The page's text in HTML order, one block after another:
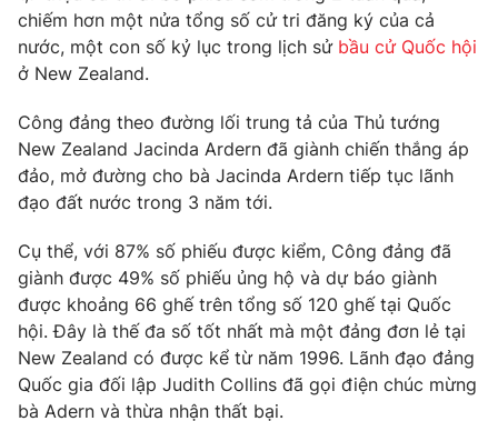
Hậu trường
Nhân vật
Khán giả
Giải sao mai
Giải trí
Điện ảnh
Sao
Đời sống
Du lịch
Làm đẹp
Chất lượng cuộc sống
Giáo dục
Tuyển sinh
Công nghệ
Hitech Công nghệ tương lai
Sản phẩm
Thị trường
Tư vấn
Giao lưu trực tuyến
Lịch phát sóng
Chuyên mục khác
chiếm hơn một nửa tổng số cử tri đăng ký của cả
nước, một con số kỷ lục trong lịch sử bầu cử Quốc hội
ở New Zealand.
Công đảng theo đường lối trung tả của Thủ tướng
New Zealand Jacinda Ardern đã giành chiến thắng áp
đảo, mở đường cho bà Jacinda Ardern tiếp tục lãnh
đạo đất nước trong 3 năm tới.
Cụ thể, với 87% số phiếu được kiểm, Công đảng đã
giành được 49% số phiếu ủng hộ và dự báo giành
được khoảng 66 ghế trên tổng số 120 ghế tại Quốc
hội. Đây là thế đa số tốt nhất mà một đảng đơn lẻ tại
New Zealand có được kể từ năm 1996. Lãnh đạo đảng
Quốc gia đối lập Judith Collins đã gọi điện chúc mừng
bà Adern và thừa nhận thất bại.